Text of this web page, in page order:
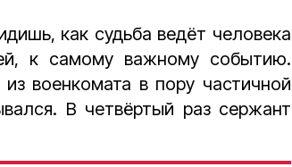
как судьба ведёт человека
к самому важному событию.
военкомата в пору частичной
В четвёртый раз сержант